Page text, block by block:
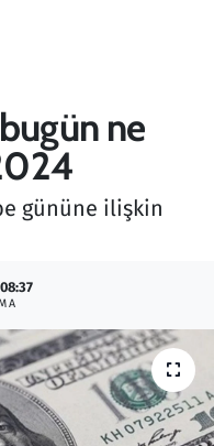
ne
gününe ilişkin